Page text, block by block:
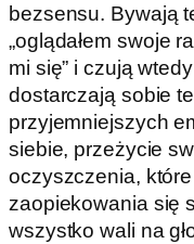
bezsensu. Bywają
„oglądałem swoje
mi się” i czują
dostarczają sobie
przyjemniejszych
siebie, przeżycie
oczyszczenia,
zaopiekowania się
wszystko wali na